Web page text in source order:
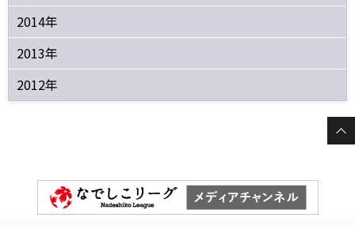
2014年
2013年
2012年